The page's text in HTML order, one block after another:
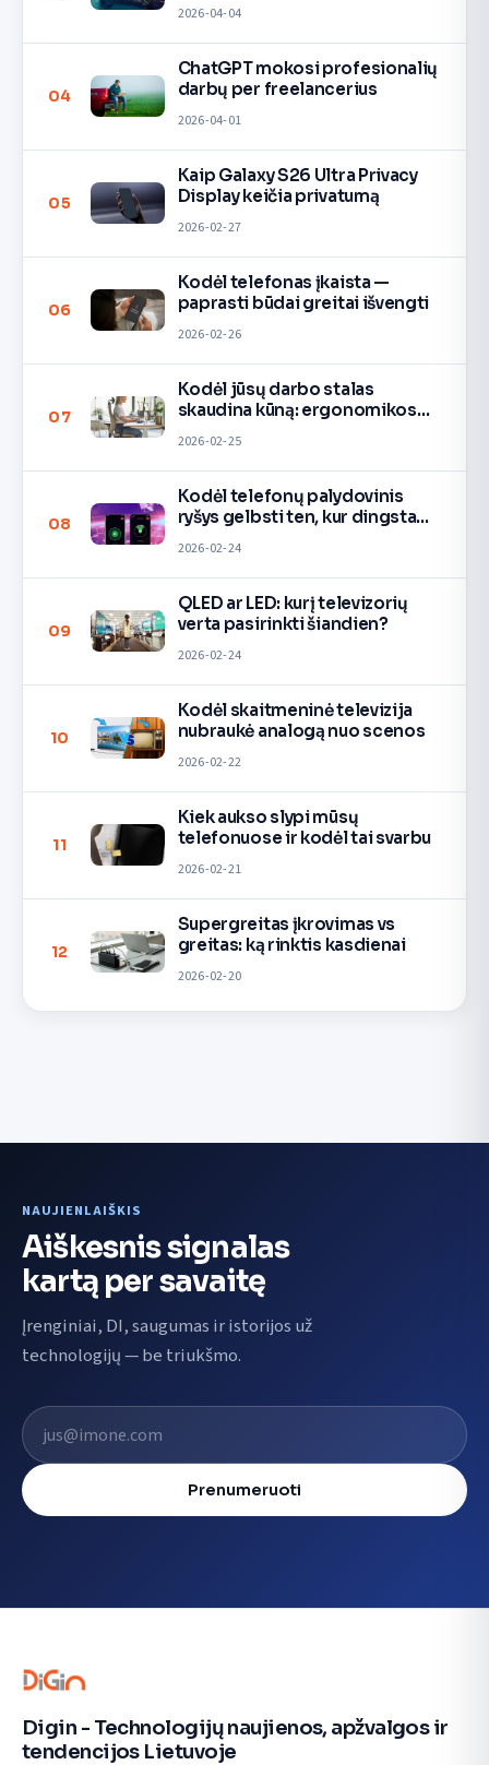
2026-04-04
04
ChatGPT mokosi profesionalių
darbų per freelancerius
2026-04-01
05
Kaip Galaxy S26 Ultra Privacy
Display keičia privatumą
2026-02-27
06
Kodėl telefonas įkaista —
paprasti būdai greitai išvengti
2026-02-26
07
Kodėl jūsų darbo stalas
skaudina kūną: ergonomikos
2026-02-25
08
Kodėl telefonų palydovinis
ryšys gelbsti ten, kur dingsta
2026-02-24
09
QLED ar LED: kurį televizorių
verta pasirinkti šiandien?
2026-02-24
10
Kodėl skaitmeninė televizija
nubraukė analogą nuo scenos
2026-02-22
11
Kiek aukso slypi mūsų
telefonuose ir kodėl tai svarbu
2026-02-21
12
Supergreitas įkrovimas vs
greitas: ką rinktis kasdienai
2026-02-20
NAUJIENLAIŠKIS
Aiškesnis signalas
kartą per savaitę
Įrenginiai, DI, saugumas ir istorijos už
technologijų — be triukšmo.
El. pašto adresas
Prenumeruoti
Digin - Technologijų naujienos, apžvalgos ir
tendencijos Lietuvoje